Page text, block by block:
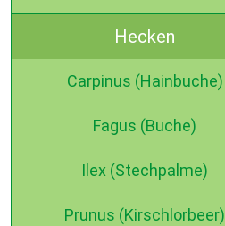
Hecken
Carpinus (Hainbuche)
Fagus (Buche)
Ilex (Stechpalme)
Prunus (Kirschlorbeer)